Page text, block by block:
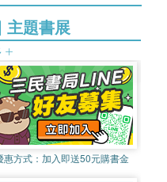
主題書展
惠方式： 加入即送50元購書金